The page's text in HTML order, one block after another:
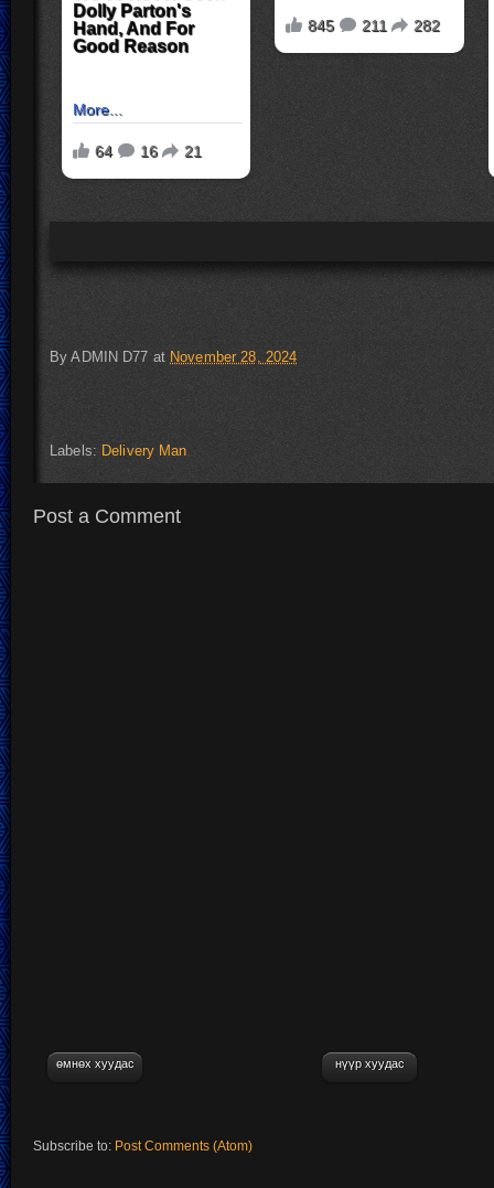
ByADMIN D77 at November 28, 2024
Labels: Delivery Man
Post a Comment
өмнөх хуудас нүүр хуудас
Subscribe to: Post Comments (Atom)